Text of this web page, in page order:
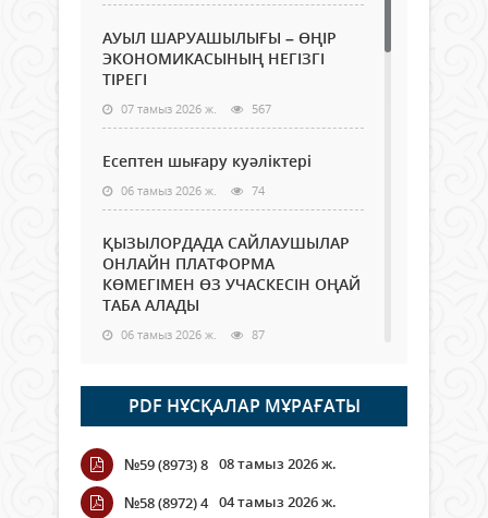
АУЫЛ ШАРУАШЫЛЫҒЫ – ӨҢІР
ЭКОНОМИКАСЫНЫҢ НЕГІЗГІ
ТІРЕГІ
07 тамыз 2026 ж. 567
Есептен шығару куәліктері
06 тамыз 2026 ж. 74
ҚЫЗЫЛОРДАДА САЙЛАУШЫЛАР
ОНЛАЙН ПЛАТФОРМА
КӨМЕГІМЕН ӨЗ УЧАСКЕСІН ОҢАЙ
ТАБА АЛАДЫ
06 тамыз 2026 ж. 87
Open Air: Қызылорда облысы
полиция департаменті 20
мыңнан астам көрерменнің
қауіпсіздігін қамтамасыз етті
06 тамыз 2026 ж.
PDF НҰСҚАЛАР МҰРАҒАТЫ
№59 (8973) 8 08 тамыз 2026 ж.
№58 (8972) 4 04 тамыз 2026 ж.